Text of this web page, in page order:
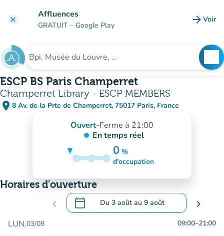
clear Affluences
GRATUIT – Google Play arrow_forward Voir
Rechercher un établissement
ESCP BS Paris Champerret
Champerret Library - ESCP MEMBERS
place 8 Av. de la Prte de Champerret, 75017 Paris, France
(ouvrir dans Google Maps)
(nouvel onglet)
Ouvert-Ferme à 21:00
En temps réel
0 %
5%
d'occupation
Horaires d'ouverture
chevron_left calendar_today Du 3 aoûtau 9 août
.Ouvrir le calendrier pour changer de
chevron_right
LUN.03/08 09:00–21:00